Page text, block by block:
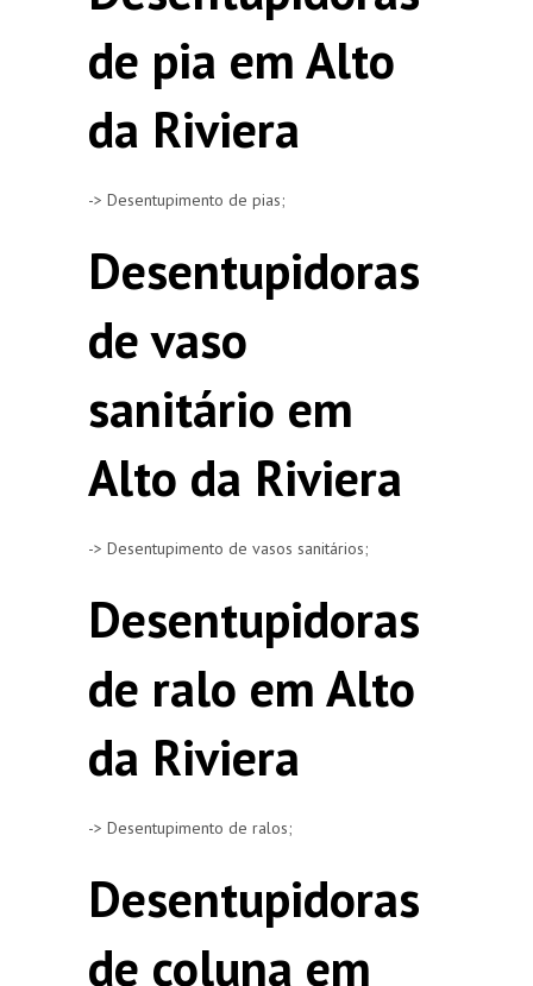
de pia em Alto
da Riviera
-> Desentupimento de pias;
Desentupidoras
de vaso
sanitário em
Alto da Riviera
-> Desentupimento de vasos sanitários;
Desentupidoras
de ralo em Alto
da Riviera
-> Desentupimento de ralos;
Desentupidoras
de coluna em